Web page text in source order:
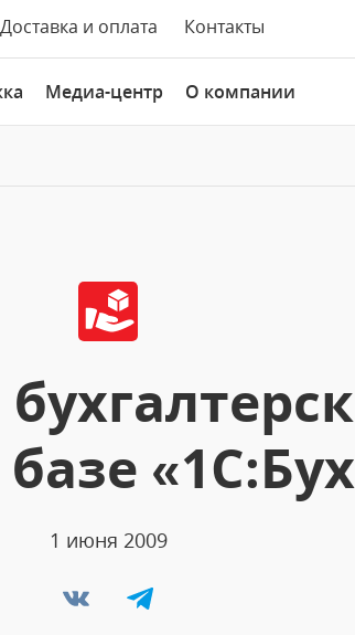
Доставка и оплата Контакты
Медиа-центр О компании
1 июня 2009